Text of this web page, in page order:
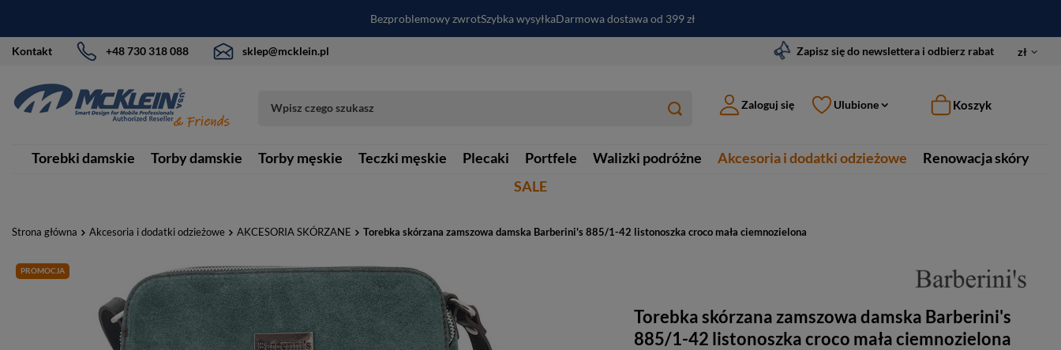
Bezproblemowy zwrotSzybka wysyłkaDarmowa dostawa od 399 zł
Kontakt +48 730 318 088 sklep@mcklein.pl Zapisz się do newslettera i odbierz rabat zł
Zaloguj się Ulubione Koszyk
Torebki damskie Torby damskie Torby męskie Teczki męskie Plecaki Portfele Walizki podróżne Akcesoria i dodatki odzieżowe
Renowacja skóry
SALE
Strona główna Akcesoria i dodatki odzieżowe AKCESORIA SKÓRZANE Torebka skórzana zamszowa damska Barberini's 885/1-42 listonoszka croco mała ciemnozielona
PROMOCJA
Torebka skórzana zamszowa damska Barberini's
885/1-42 listonoszka croco mała ciemnozielona